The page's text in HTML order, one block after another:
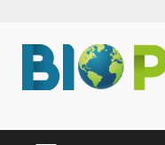
Inhalt
springen